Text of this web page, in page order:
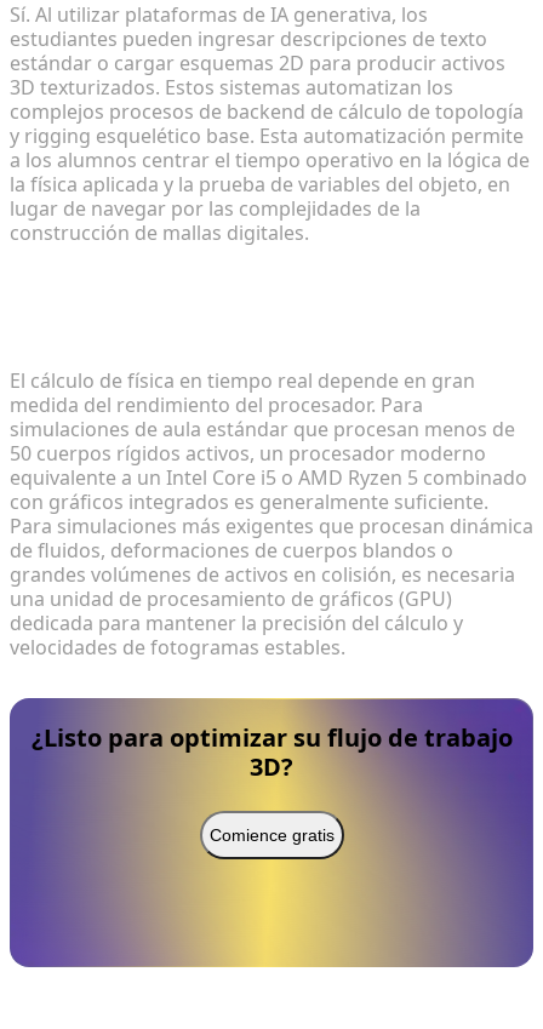
Sí. Al utilizar plataformas de IA generativa, los
estudiantes pueden ingresar descripciones de texto
estándar o cargar esquemas 2D para producir activos
3D texturizados. Estos sistemas automatizan los
complejos procesos de backend de cálculo de topología
y rigging esquelético base. Esta automatización permite
a los alumnos centrar el tiempo operativo en la lógica de
la física aplicada y la prueba de variables del objeto, en
lugar de navegar por las complejidades de la
construcción de mallas digitales.
El cálculo de física en tiempo real depende en gran
medida del rendimiento del procesador. Para
simulaciones de aula estándar que procesan menos de
50 cuerpos rígidos activos, un procesador moderno
equivalente a un Intel Core i5 o AMD Ryzen 5 combinado
con gráficos integrados es generalmente suficiente.
Para simulaciones más exigentes que procesan dinámica
de fluidos, deformaciones de cuerpos blandos o
grandes volúmenes de activos en colisión, es necesaria
una unidad de procesamiento de gráficos (GPU)
dedicada para mantener la precisión del cálculo y
velocidades de fotogramas estables.
¿Listo para optimizar su flujo de trabajo
3D?
Comience gratis